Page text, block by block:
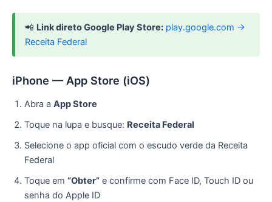
📲 Link direto Google Play Store: play.google.com →
Receita Federal
iPhone — App Store (iOS)
Abra a App Store
Toque na lupa e busque: Receita Federal
Selecione o app oficial com o escudo verde da Receita
Federal
Toque em “Obter” e confirme com Face ID, Touch ID ou
senha do Apple ID